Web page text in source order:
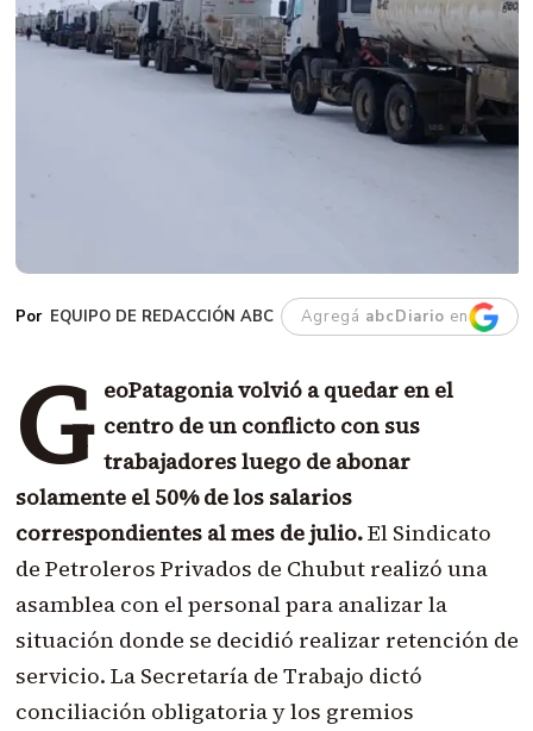
EQUIPO DE REDACCIÓN ABC Agregá abcDiario en
G eoPatagonia volvió a quedar en el
centro de un conflicto con sus
trabajadores luego de abonar
solamente el 50% de los salarios
correspondientes al mes de julio.El Sindicato
de Petroleros Privados de Chubut realizó una
asamblea con el personal para analizar la
situación donde se decidió realizar retención de
servicio. La Secretaría de Trabajo dictó
conciliación obligatoria y los gremios